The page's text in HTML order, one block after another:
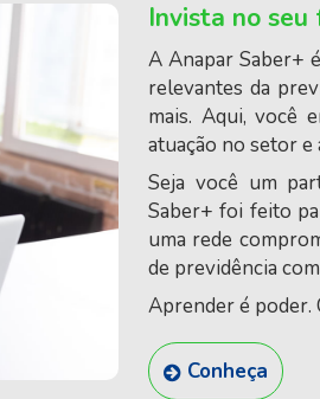
Invista no
A Anapar Saber+
relevantes da
mais. Aqui, você
atuação no setor
Seja você um
Saber+ foi feito
uma rede
de previdência
Aprender é poder.
Conheça